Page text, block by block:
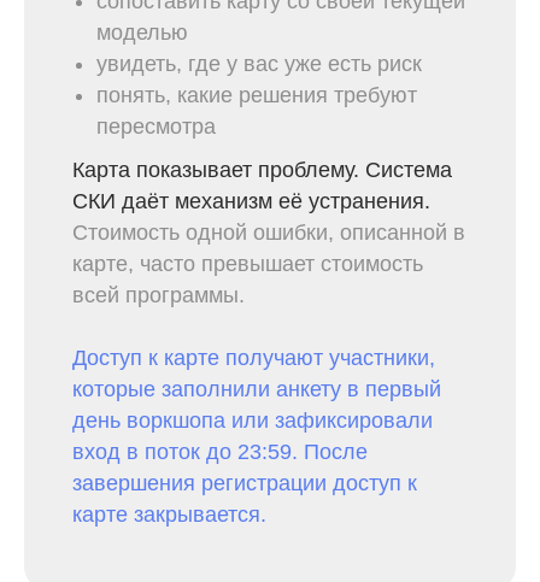
моделью
увидеть, где у вас уже есть риск
понять, какие решения требуют
пересмотра
Карта показывает проблему. Система
СКИ даёт механизм её устранения.
Стоимость одной ошибки, описанной в
карте, часто превышает стоимость
всей программы.
Доступ к карте получают участники,
которые заполнили анкету в первый
день воркшопа или зафиксировали
вход в поток до 23:59. После
завершения регистрации доступ к
карте закрывается.